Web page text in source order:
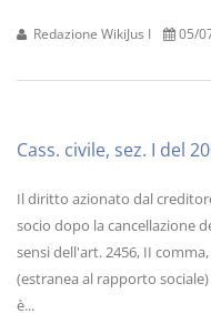
Redazione WikiJus I 05/
Cass. civile, sez. I del
Il diritto azionato dal
socio dopo la cancellazione
sensi dell'art. 2456, II
(estranea al rapporto
è...